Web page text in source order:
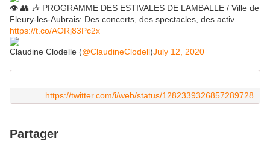
👁 👥 🎶 PROGRAMME DES ESTIVALES DE LAMBALLE / Ville de
Fleury-les-Aubrais: Des concerts, des spectacles, des activ…
https://t.co/AORj83Pc2x
Claudine Clodelle (@ClaudineClodell)July 12, 2020
https://twitter.com/i/web/status/1282339326857289728
Partager